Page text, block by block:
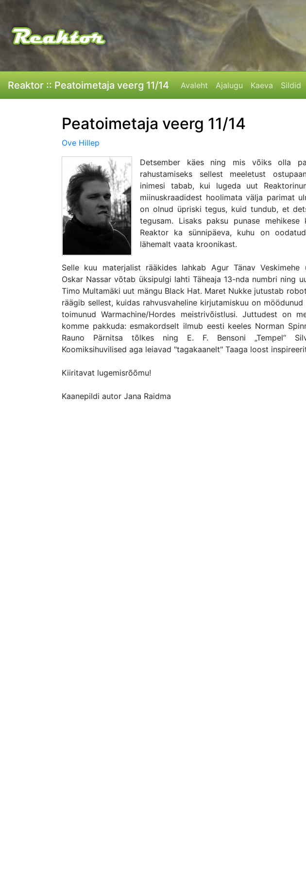
Reaktor :: Peatoimetaja veerg 11/14 Avaleht Ajalugu Kaeva Sildid
Peatoimetaja veerg 11/14
Ove Hillep
Detsember käes ning mis võiks olla
rahustamiseks sellest meeletust
inimesi tabab, kui lugeda uut
miinuskraadidest hoolimata välja parimat
on olnud üpriski tegus, kuid tundub, et
tegusam. Lisaks paksu punase mehikese
Reaktor ka sünnipäeva, kuhu on
lähemalt vaata kroonikast.
Selle kuu materjalist rääkides lahkab Agur Tänav Veskimehe
Oskar Nassar võtab üksipulgi lahti Täheaja 13-nda numbri ning
Timo Multamäki uut mängu Black Hat. Maret Nukke jutustab
räägib sellest, kuidas rahvusvaheline kirjutamiskuu on
toimunud Warmachine/Hordes meistrivõistlusi. Juttudest on
komme pakkuda: esmakordselt ilmub eesti keeles Norman
Rauno Pärnitsa tõlkes ning E. F. Bensoni „Tempel“
Koomiksihuvilised aga leiavad "tagakaanelt" Taaga loost
Kiiritavat lugemisrõõmu!
Kaanepildi autor Jana Raidma